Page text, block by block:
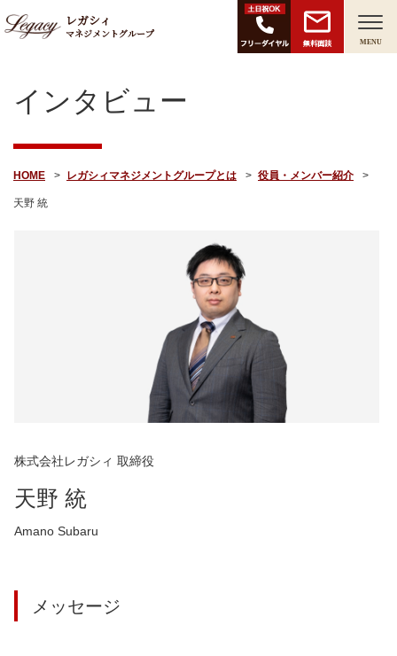
レガシィ
マネジメントグループ
無料面談 MENU
インタビュー
HOME レガシィマネジメントグループとは 役員・メンバー紹介
天野 統
株式会社レガシィ 取締役
天野 統
Amano Subaru
メッセージ